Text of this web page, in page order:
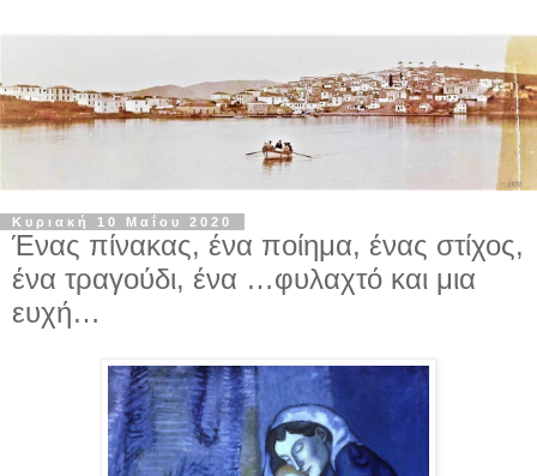
Κυριακή 10 Μαΐου 2020
Ένας πίνακας, ένα ποίημα, ένας στίχος,
ένα τραγούδι, ένα …φυλαχτό και μια
ευχή…